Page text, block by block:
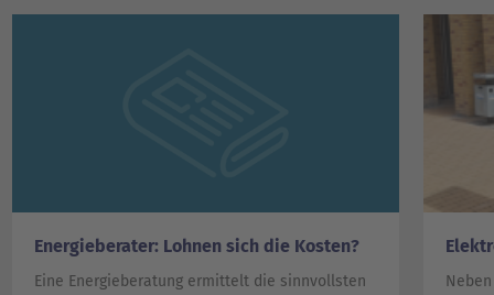
Energieberater: Lohnen sich die Kosten?
Eine Energieberatung ermittelt die sinnvollsten